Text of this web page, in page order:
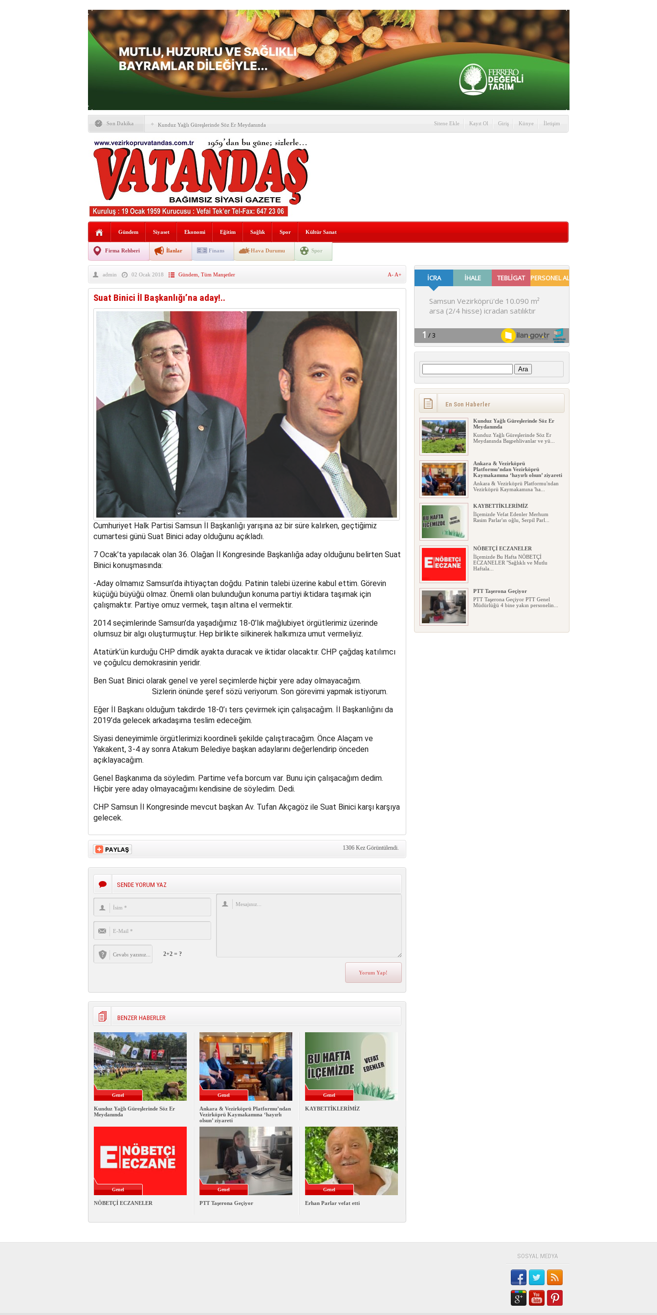
Son Dakika Kunduz Yağlı Güreşlerinde Söz Er Meydanında
Ankara & Vezirköprü Platformu’ndan Vezirköprü
Kaymakamına ‘hayırlı olsun’ ziyareti
KAYBETTİKLERİMİZ
NÖBETÇİ ECZANELER
PTT Taşerona Geçiyor
Erhan Parlar vefat etti
BANA GÖRE
Vezirköprü CHP’de istifa depremi yaşandı!
Sitene Ekle Kayıt Ol Giriş Künye İletişim
Gündem Siyaset Ekonomi Eğitim Sağlık Spor Kültür Sanat
Firma Rehberi İlanlar Finans Hava Durumu Spor
admin 02 Ocak 2018 Gündem Tüm Manşetler A- A+
Suat Binici İl Başkanlığı’na aday!..
Cumhuriyet Halk Partisi Samsun İl Başkanlığı yarışına az bir süre kalırken, geçtiğimiz
cumartesi günü Suat Binici aday olduğunu açıkladı.
7 Ocak’ta yapılacak olan 36. Olağan İl Kongresinde Başkanlığa aday olduğunu belirten Suat
Binici konuşmasında:
-Aday olmamız Samsun’da ihtiyaçtan doğdu. Patinin talebi üzerine kabul ettim. Görevin
küçüğü büyüğü olmaz. Önemli olan bulunduğun konuma partiyi iktidara taşımak için
çalışmaktır. Partiye omuz vermek, taşın altına el vermektir.
2014 seçimlerinde Samsun’da yaşadığımız 18-0’lık mağlubiyet örgütlerimiz üzerinde
olumsuz bir algı oluşturmuştur. Hep birlikte silkinerek halkımıza umut vermeliyiz.
Atatürk’ün kurduğu CHP dimdik ayakta duracak ve iktidar olacaktır. CHP çağdaş katılımcı
ve çoğulcu demokrasinin yeridir.
Ben Suat Binici olarak genel ve yerel seçimlerde hiçbir yere aday olmayacağım.
Sizlerin önünde şeref sözü veriyorum. Son görevimi yapmak istiyorum.
Eğer İl Başkanı olduğum takdirde 18-0’ı ters çevirmek için çalışacağım. İl Başkanlığını da
2019’da gelecek arkadaşıma teslim edeceğim.
Siyasi deneyimimle örgütlerimizi koordineli şekilde çalıştıracağım. Önce Alaçam ve
Yakakent, 3-4 ay sonra Atakum Belediye başkan adaylarını değerlendirip önceden
açıklayacağım.
Genel Başkanıma da söyledim. Partime vefa borcum var. Bunu için çalışacağım dedim.
Hiçbir yere aday olmayacağımı kendisine de söyledim. Dedi.
CHP Samsun İl Kongresinde mevcut başkan Av. Tufan Akçagöz ile Suat Binici karşı karşıya
gelecek.
1306 Kez Görüntülendi.
SENDE YORUM YAZ
2+2 = ?
BENZER HABERLER
Genel
Kunduz Yağlı Güreşlerinde Söz Er
Meydanında
Genel
Ankara & Vezirköprü Platformu’ndan
Vezirköprü Kaymakamına ‘hayırlı
olsun’ ziyareti
Genel
KAYBETTİKLERİMİZ
Genel
NÖBETÇİ ECZANELER
Genel
PTT Taşerona Geçiyor
Genel
Erhan Parlar vefat etti
Arama:
En Son Haberler
Kunduz Yağlı Güreşlerinde Söz Er
Meydanında
Kunduz Yağlı Güreşlerinde Söz Er
Meydanında Başpehlivanlar ve yü...
Ankara & Vezirköprü
Platformu’ndan Vezirköprü
Kaymakamına ‘hayırlı olsun’ ziyareti
Ankara & Vezirköprü Platformu'ndan
Vezirköprü Kaymakamına 'ha...
KAYBETTİKLERİMİZ
İlçemizde Vefat Edenler Merhum
Rasim Parlar'ın oğlu, Serpil Parl...
NÖBETÇİ ECZANELER
İlçemizde Bu Hafta NÖBETÇİ
ECZANELER "Sağlıklı ve Mutlu
Haftala...
PTT Taşerona Geçiyor
PTT Taşerona Geçiyor PTT Genel
Müdürlüğü 4 bine yakın personelin...
Erhan Parlar vefat etti
SOSYAL MEDYA